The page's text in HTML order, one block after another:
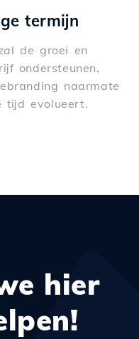
termijn
de groei en
ondersteunen,
naarmate
tijd evolueert.
hier